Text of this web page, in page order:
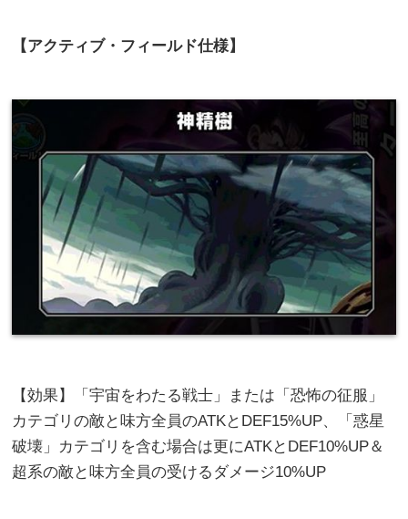
【アクティブ・フィールド仕様】
【効果】「宇宙をわたる戦士」または「恐怖の征服」
カテゴリの敵と味方全員のATKとDEF15%UP、「惑星
破壊」カテゴリを含む場合は更にATKとDEF10%UP＆
超系の敵と味方全員の受けるダメージ10%UP